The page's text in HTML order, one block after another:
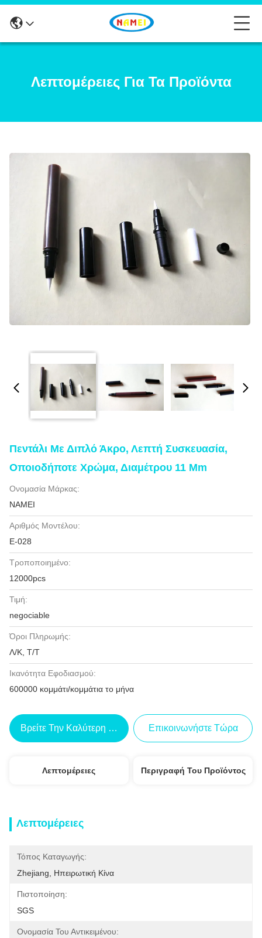
Λεπτομέρειες Για Τα Προϊόντα
Πεντάλι Με Διπλό Άκρο, Λεπτή Συσκευασία,
Οποιοδήποτε Χρώμα, Διαμέτρου 11 Mm
Ονομασία Μάρκας:
NAMEI
Αριθμός Μοντέλου:
Ε-028
Τροποποιημένο:
12000pcs
Τιμή:
negociable
Όροι Πληρωμής:
Λ/Κ, Τ/Τ
Ικανότητα Εφοδιασμού:
600000 κομμάτι/κομμάτια το μήνα
Βρείτε Την Καλύτερη Τιμή Επικοινωνήστε Τώρα
Λεπτομέρειες Περιγραφή Του Προϊόντος
Λεπτομέρειες
Τόπος Καταγωγής:
Zhejiang, Ηπειρωτική Κίνα
Πιστοποίηση:
SGS
Ονομασία Του Αντικειμένου: